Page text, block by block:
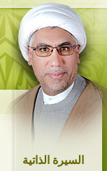
السيرة الذاتية